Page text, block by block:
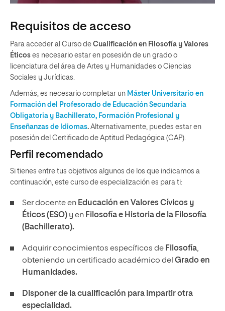
Requisitos de acceso
Para acceder al Curso de Cualificación en Filosofía y Valores
Éticos es necesario estar en posesión de un grado o
licenciatura del área de Artes y Humanidades o Ciencias
Sociales y Jurídicas.
Además, es necesario completar un Máster Universitario en
Formación del Profesorado de Educación Secundaria
Obligatoria y Bachillerato, Formación Profesional y
Enseñanzas de Idiomas. Alternativamente, puedes estar en
posesión del Certificado de Aptitud Pedagógica (CAP).
Perfil recomendado
Si tienes entre tus objetivos algunos de los que indicamos a
continuación, este curso de especialización es para ti:
Ser docente en Educación en Valores Cívicos y
Éticos (ESO) y en Filosofía e Historia de la Filosofía
(Bachillerato).
Adquirir conocimientos específicos de Filosofía,
obteniendo un certificado académico del Grado en
Humanidades.
Disponer de la cualificación para impartir otra
especialidad.